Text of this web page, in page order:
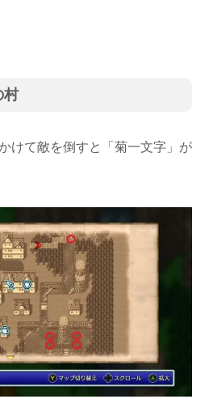
村
けて敵を倒すと「菊一文字」が